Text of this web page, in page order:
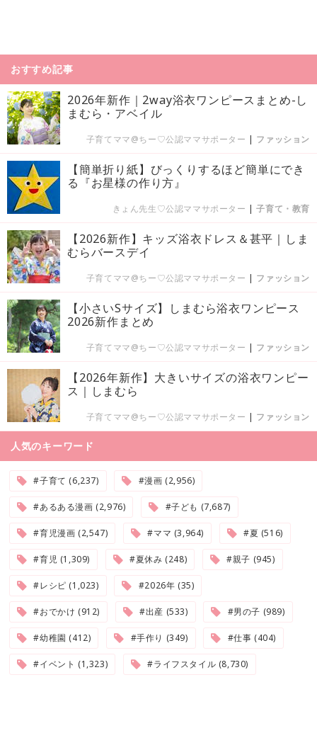
おすすめ記事
2026年新作｜2way浴衣ワンピースまとめ-し
まむら・アベイル
子育てママ@ちー♡公認ママサポーター | ファッション
【簡単折り紙】びっくりするほど簡単にでき
る『お星様の作り方』
きょん先生♡公認ママサポーター |子育て・教育
【2026新作】キッズ浴衣ドレス＆甚平｜しま
むらバースデイ
子育てママ@ちー♡公認ママサポーター | ファッション
【小さいSサイズ】しまむら浴衣ワンピース
2026新作まとめ
子育てママ@ちー♡公認ママサポーター | ファッション
【2026年新作】大きいサイズの浴衣ワンピー
ス｜しまむら
子育てママ@ちー♡公認ママサポーター | ファッション
人気のキーワード
#子育て (6,237) #漫画 (2,956)
#あるある漫画 (2,976) #子ども (7,687)
#育児漫画 (2,547) #ママ (3,964) #夏 (516)
#育児 (1,309) #夏休み (248) #親子 (945)
#レシピ (1,023) #2026年 (35)
#おでかけ (912) #出産 (533) #男の子 (989)
#幼稚園 (412) #手作り (349) #仕事 (404)
#イベント (1,323) #ライフスタイル (8,730)